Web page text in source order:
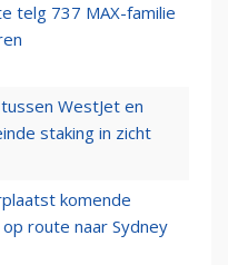
telg 737 MAX-familie
WestJet en
staking in zicht
komende
route naar Sydney